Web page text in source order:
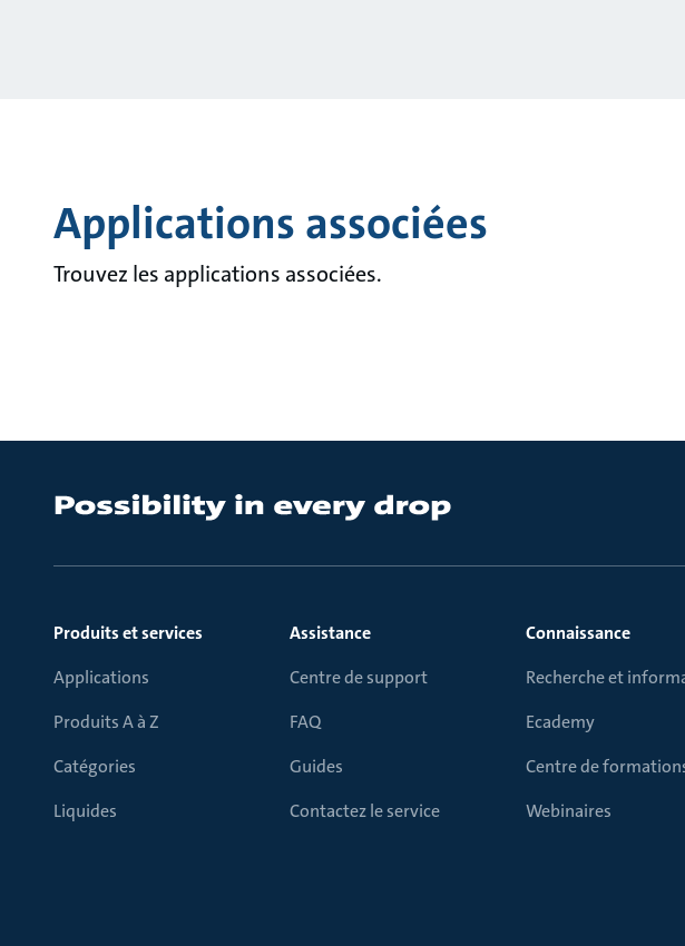
Applications associées
Trouvez les applications associées.
Produits et services
Applications
Produits A à Z
Catégories
Liquides
Assistance
Centre de support
FAQ
Guides
Contactez le service
Connaissance
Recherche et
Ecademy
Centre de
Webinaires